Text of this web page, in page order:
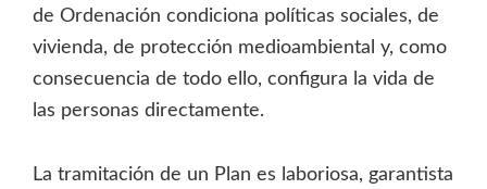
de Ordenación condiciona políticas sociales, de
vivienda, de protección medioambiental y, como
consecuencia de todo ello, configura la vida de
las personas directamente.
La tramitación de un Plan es laboriosa, garantista